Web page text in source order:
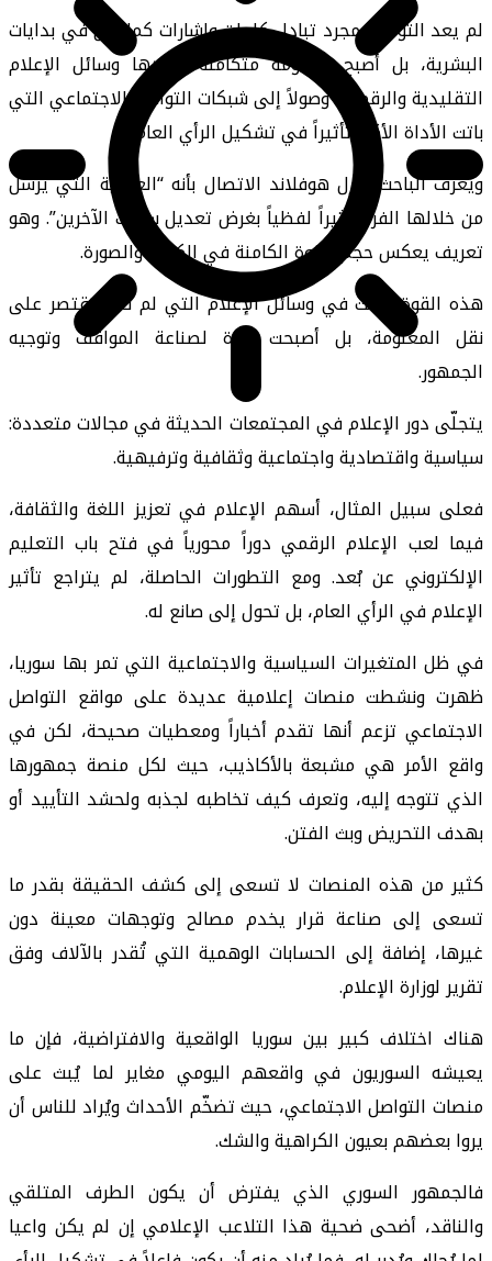
لم يعد التواصل مجرد تبادل كلمات وإشارات كما كان في بدايات
البشرية، بل أصبح منظومة متكاملة تقودها وسائل الإعلام
التقليدية والرقمية، وصولاً إلى شبكات التواصل الاجتماعي التي
باتت الأداة الأكثر تأثيراً في تشكيل الرأي العام.
ويعرّف الباحث كارل هوفلاند الاتصال بأنه “العملية التي يرسل
من خلالها الفرد مثيراً لفظياً بغرض تعديل سلوك الآخرين”. وهو
تعريف يعكس حجم القوة الكامنة في الكلمة والصورة.
هذه القوة تجلت في وسائل الإعلام التي لم تعد تقتصر على
نقل المعلومة، بل أصبحت أداة لصناعة المواقف وتوجيه
الجمهور.
يتجلّى دور الإعلام في المجتمعات الحديثة في مجالات متعددة:
سياسية واقتصادية واجتماعية وثقافية وترفيهية.
فعلى سبيل المثال، أسهم الإعلام في تعزيز اللغة والثقافة،
فيما لعب الإعلام الرقمي دوراً محورياً في فتح باب التعليم
الإلكتروني عن بُعد. ومع التطورات الحاصلة، لم يتراجع تأثير
الإعلام في الرأي العام، بل تحول إلى صانع له.
في ظل المتغيرات السياسية والاجتماعية التي تمر بها سوريا،
ظهرت ونشطت منصات إعلامية عديدة على مواقع التواصل
الاجتماعي تزعم أنها تقدم أخباراً ومعطيات صحيحة، لكن في
واقع الأمر هي مشبعة بالأكاذيب، حيث لكل منصة جمهورها
الذي تتوجه إليه، وتعرف كيف تخاطبه لجذبه ولحشد التأييد أو
بهدف التحريض وبث الفتن.
كثير من هذه المنصات لا تسعى إلى كشف الحقيقة بقدر ما
تسعى إلى صناعة قرار يخدم مصالح وتوجهات معينة دون
غيرها، إضافة إلى الحسابات الوهمية التي تُقدر بالآلاف وفق
تقرير لوزارة الإعلام.
هناك اختلاف كبير بين سوريا الواقعية والافتراضية، فإن ما
يعيشه السوريون في واقعهم اليومي مغاير لما يُبث على
منصات التواصل الاجتماعي، حيث تضخّم الأحداث ويُراد للناس أن
يروا بعضهم بعيون الكراهية والشك.
فالجمهور السوري الذي يفترض أن يكون الطرف المتلقي
والناقد، أضحى ضحية هذا التلاعب الإعلامي إن لم يكن واعيا